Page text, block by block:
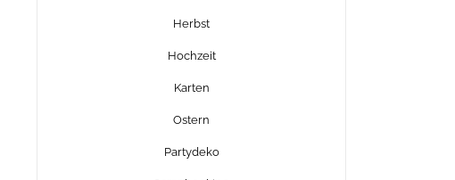
Herbst
Hochzeit
Karten
Ostern
Partydeko